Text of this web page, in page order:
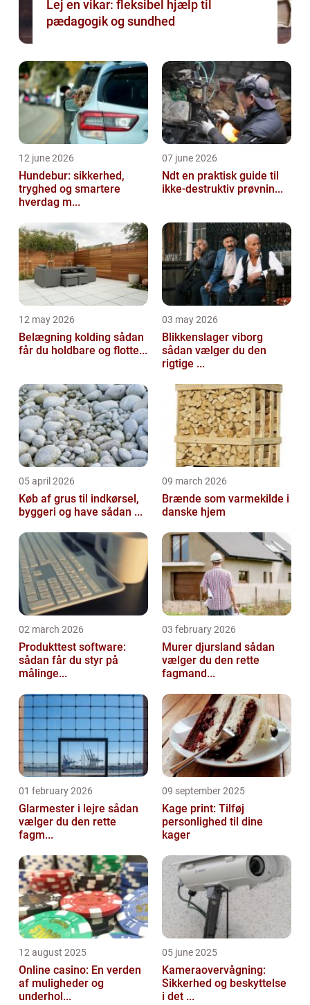
Lej en vikar: fleksibel hjælp til
pædagogik og sundhed
12 june 2026
Hundebur: sikkerhed,
tryghed og smartere
hverdag m...
07 june 2026
Ndt en praktisk guide til
ikke-destruktiv prøvnin...
12 may 2026
Belægning kolding sådan
får du holdbare og flotte...
03 may 2026
Blikkenslager viborg
sådan vælger du den
rigtige ...
05 april 2026
Køb af grus til indkørsel,
byggeri og have sådan ...
09 march 2026
Brænde som varmekilde i
danske hjem
02 march 2026
Produkttest software:
sådan får du styr på
målinge...
03 february 2026
Murer djursland sådan
vælger du den rette
fagmand...
01 february 2026
Glarmester i lejre sådan
vælger du den rette
fagm...
09 september 2025
Kage print: Tilføj
personlighed til dine
kager
12 august 2025
Online casino: En verden
af muligheder og
underhol...
05 june 2025
Kameraovervågning:
Sikkerhed og beskyttelse
i det ...